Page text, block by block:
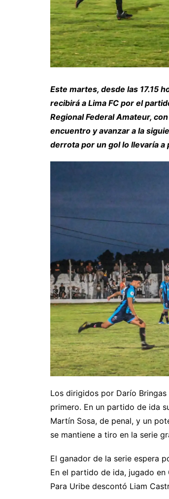
Este martes, desde las 17.15
recibirá a Lima FC por el
Regional Federal Amateur,
encuentro y avanzar a la
derrota por un gol lo llevaría a
Los dirigidos por Darío
primero. En un partido de ida
Martín Sosa, de penal, y un
se mantiene a tiro en la serie
El ganador de la serie espera
En el partido de ida, jugado en
Para Uribe descontó Liam